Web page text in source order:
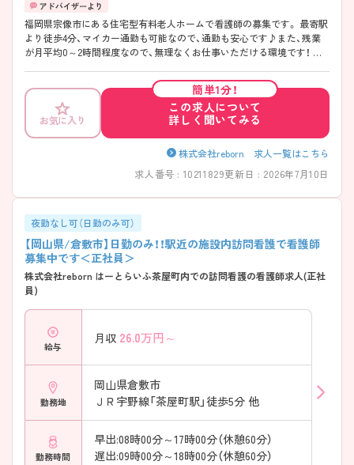
福岡県宗像市にある住宅型有料老人ホームで看護師の募集です。 最寄駅
より徒歩4分、マイカー通勤も可能なので、通勤も安心です♪また、残業
が月平均0～2時間程度なので、無理なくお仕事いただける環境です！ ご
すのでお気軽にご相談ください！
お気に入り
簡単1分！
この求人について
詳しく聞いてみる
株式会社reborn 求人一覧はこちら
求人番号 : 10211829更新日 : 2026年7月10日
夜勤なし可（日勤のみ可）
【岡山県/倉敷市】日勤のみ！！駅近の施設内訪問看護で看護師
募集中です＜正社員＞
株式会社reborn はーとらいふ茶屋町内での訪問看護の看護師求人(正社
員)
給与
月収 26.0万円～
勤務地
岡山県倉敷市
ＪＲ宇野線「茶屋町駅」徒歩5分 他
勤務時間
早出:08時00分～17時00分（休憩60分）
遅出:09時00分～18時00分（休憩60分）